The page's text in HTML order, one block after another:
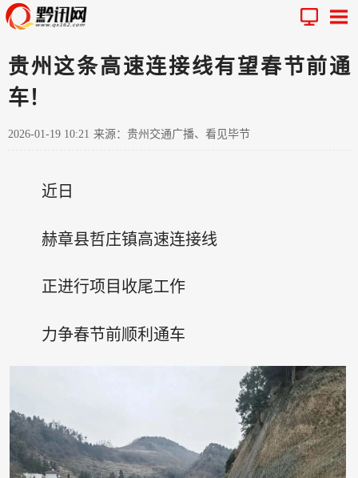
贵州这条高速连接线有望春节前通
车！
2026-01-19 10:21 来源：贵州交通广播、看见毕节
近日
赫章县哲庄镇高速连接线
正进行项目收尾工作
力争春节前顺利通车